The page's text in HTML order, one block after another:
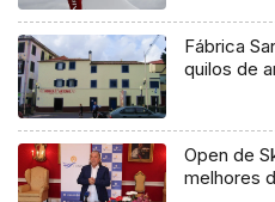
Fábrica
quilos de
Open de
melhores